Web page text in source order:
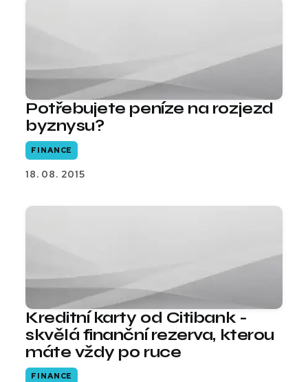
Potřebujete peníze na rozjezd
byznysu?
FINANCE
18. 08. 2015
Kreditní karty od Citibank -
skvělá finanční rezerva, kterou
máte vždy po ruce
FINANCE